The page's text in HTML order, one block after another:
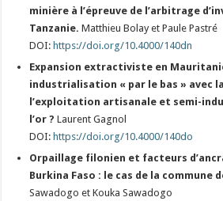
minière à l’épreuve de l’arbitrage
Tanzanie.Matthieu Bolay et Paule Pastré
DOI: https://doi.org/10.4000/140dn
Expansion extractiviste en
industrialisation « par le bas » avec
l’exploitation artisanale et semi-
l’or ?Laurent Gagnol
DOI: https://doi.org/10.4000/140do
Orpaillage filonien et facteurs
Burkina Faso : le cas de la commune
Sawadogo et Kouka Sawadogo